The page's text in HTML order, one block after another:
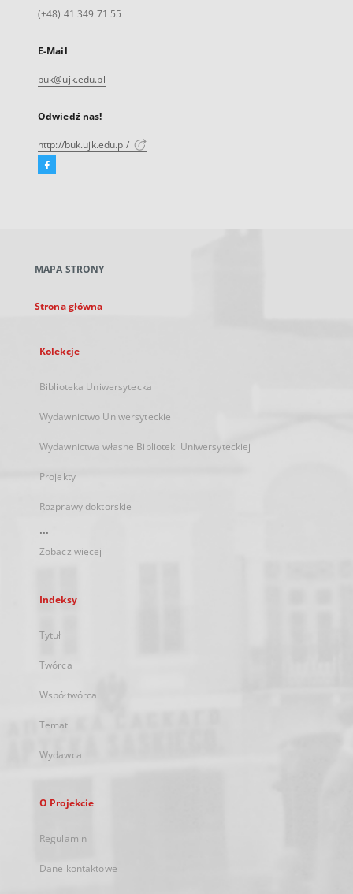
(+48) 41 349 71 55
E-Mail
buk@ujk.edu.pl
Odwiedź nas!
http://buk.ujk.edu.pl/
Facebook
karcie
MAPA STRONY
Strona główna
Kolekcje
Biblioteka Uniwersytecka
Wydawnictwo Uniwersyteckie
Wydawnictwa własne Biblioteki Uniwersyteckiej
Projekty
Rozprawy doktorskie
...
Zobacz więcej
Indeksy
Tytuł
Twórca
Współtwórca
Temat
Wydawca
O Projekcie
Regulamin
Dane kontaktowe